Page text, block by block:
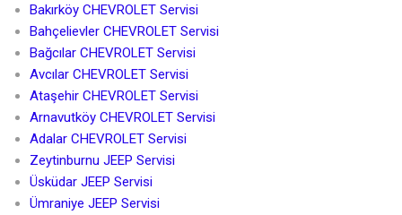
Bakırköy CHEVROLET Servisi
Bahçelievler CHEVROLET Servisi
Bağcılar CHEVROLET Servisi
Avcılar CHEVROLET Servisi
Ataşehir CHEVROLET Servisi
Arnavutköy CHEVROLET Servisi
Adalar CHEVROLET Servisi
Zeytinburnu JEEP Servisi
Üsküdar JEEP Servisi
Ümraniye JEEP Servisi